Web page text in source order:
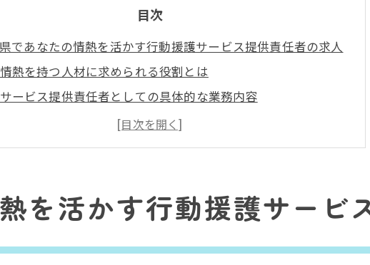
目次
であなたの情熱を活かす行動援護サービス提供責任者の求人
情熱を持つ人材に求められる役割とは
サービス提供責任者としての具体的な業務内容
埼玉県で働くことの魅力とは
行動援護の分野でのキャリアアップの可能性
応募者が知っておくべき法的要件と資格
祉の未来を築く行動援護サービス提供責任者募集
地域福祉を支えるための基本条件
を活かす行動援護サービ